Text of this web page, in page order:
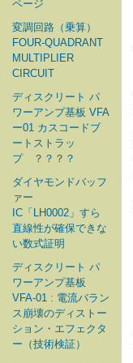
ページ
変調回路（乗算）
FOUR-QUADRANT
MULTIPLIER
CIRCUIT
ディスクリート パ
ワーアンプ基板 VFA
ー01 カスコードブ
ートストラッ
プ ？？？？
ダイヤモンドバッフ
ァー
IC「LH0002」すら
直線性が確保できな
い数式証明
ディスクリート パ
ワーアンプ基板
VFA-01 : 電流バラン
ス崩壊のディストー
ション・エフェクタ
ー（技術検証）